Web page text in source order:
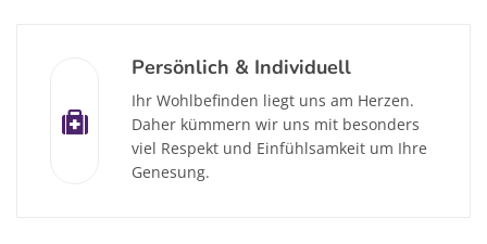
Persönlich & Individuell
Ihr Wohlbefinden liegt uns am Herzen.
Daher kümmern wir uns mit besonders
viel Respekt und Einfühlsamkeit um Ihre
Genesung.